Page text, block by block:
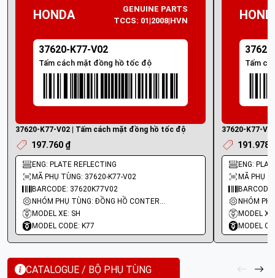
HONDA
GENUINE PARTS
TCCS: 01|2008|HVN
37620-K77-V02
Tấm cách mặt đồng hồ tốc độ
37620-K77-V02 | Tấm cách mặt đồng hồ tốc độ
197.760 ₫
ENG: PLATE REFLECTING
MÃ PHỤ TÙNG: 37620-K77-V02
BARCODE: 37620K77V02
NHÓM PHỤ TÙNG: ĐỒNG HỒ CONTERMET
MODEL XE: SH
MODEL CODE: K77
Tấm
37620-K77-
191.978
ENG:
MÃ PHỤ
MODEL
MODEL
CATALOGUE / BỘ PHỤ TÙNG